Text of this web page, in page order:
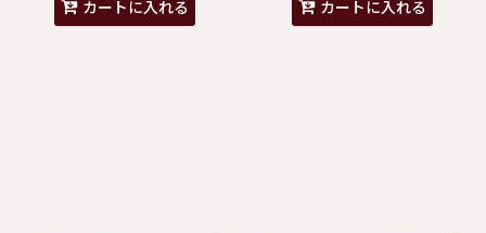
カートに入れる カートに入れる